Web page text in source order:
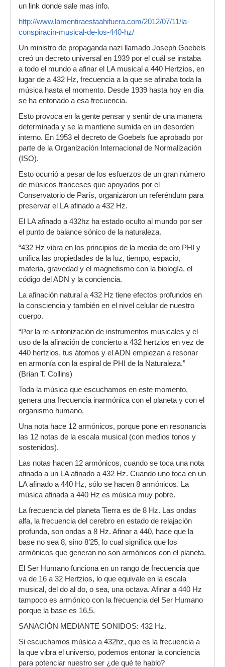
un link donde sale mas info.
http://www.lamentiraestaahifuera.com/2012/07/11/la-
conspiracin-musical-de-los-440-hz/
Un ministro de propaganda nazi llamado Joseph Goebels
creó un decreto universal en 1939 por el cuál se instaba
a todo el mundo a afinar el LA musical a 440 Hertzios, en
lugar de a 432 Hz, frecuencia a la que se afinaba toda la
música hasta el momento. Desde 1939 hasta hoy en día
se ha entonado a esa frecuencia.
Esto provoca en la gente pensar y sentir de una manera
determinada y se la mantiene sumida en un desorden
interno. En 1953 el decreto de Goebels fue aprobado por
parte de la Organización Internacional de Normalización
(ISO).
Esto ocurrió a pesar de los esfuerzos de un gran número
de músicos franceses que apoyados por el
Conservatorio de París, organizaron un referéndum para
preservar el LA afinado a 432 Hz.
El LA afinado a 432hz ha estado oculto al mundo por ser
el punto de balance sónico de la naturaleza.
“432 Hz vibra en los principios de la media de oro PHI y
unifica las propiedades de la luz, tiempo, espacio,
materia, gravedad y el magnetismo con la biología, el
código del ADN y la conciencia.
La afinación natural a 432 Hz tiene efectos profundos en
la consciencia y también en el nivel celular de nuestro
cuerpo.
“Por la re-sintonización de instrumentos musicales y el
uso de la afinación de concierto a 432 hertzios en vez de
440 hertzios, tus átomos y el ADN empiezan a resonar
en armonía con la espiral de PHI de la Naturaleza.”
(Brian T. Collins)
Toda la música que escuchamos en este momento,
genera una frecuencia inarmónica con el planeta y con el
organismo humano.
Una nota hace 12 armónicos, porque pone en resonancia
las 12 notas de la escala musical (con medios tonos y
sostenidos).
Las notas hacen 12 armónicos, cuando se toca una nota
afinada a un LA afinado a 432 Hz. Cuando uno toca en un
LA afinado a 440 Hz, sólo se hacen 8 armónicos. La
música afinada a 440 Hz es música muy pobre.
La frecuencia del planeta Tierra es de 8 Hz. Las ondas
alfa, la frecuencia del cerebro en estado de relajación
profunda, son ondas a 8 Hz. Afinar a 440, hace que la
base no sea 8, sino 8’25, lo cual significa que los
armónicos que generan no son armónicos con el planeta.
El Ser Humano funciona en un rango de frecuencia que
va de 16 a 32 Hertzios, lo que equivale en la escala
musical, del do al do, o sea, una octava. Afinar a 440 Hz
tampoco es armónico con la frecuencia del Ser Humano
porque la base es 16,5.
SANACIÓN MEDIANTE SONIDOS: 432 Hz.
Si escuchamos música a 432hz, que es la frecuencia a
la que vibra el universo, podemos entonar la conciencia
para potenciar nuestro ser ¿de qué te hablo?